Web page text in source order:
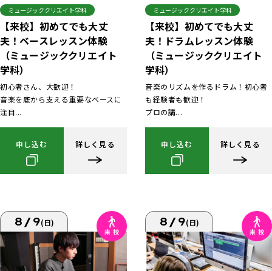
ミュージッククリエイト学科
【来校】初めてでも大丈
夫！ベースレッスン体験
（ミュージッククリエイト
学科）
初心者さん、大歓迎！
音楽を底から支える重要なベースに
注目...
申し込む 詳しく見る
ミュージッククリエイト学科
【来校】初めてでも大丈
夫！ドラムレッスン体験
（ミュージッククリエイト
学科）
音楽のリズムを作るドラム！初心者
も経験者も歓迎！
プロの講...
申し込む 詳しく見る
8/9(日) 8/9(日)